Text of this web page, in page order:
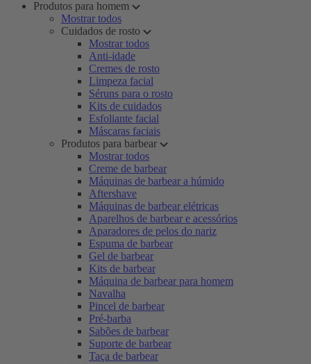
Produtos para homem
Mostrar todos
Cuidados de rosto
Mostrar todos
Anti-idade
Cremes de rosto
Limpeza facial
Séruns para o rosto
Kits de cuidados
Esfoliante facial
Máscaras faciais
Produtos para barbear
Mostrar todos
Creme de barbear
Máquinas de barbear a húmido
Aftershave
Máquinas de barbear elétricas
Aparelhos de barbear e acessórios
Aparadores de pelos do nariz
Espuma de barbear
Gel de barbear
Kits de barbear
Máquina de barbear para homem
Navalha
Pincel de barbear
Pré-barba
Sabões de barbear
Suporte de barbear
Taça de barbear